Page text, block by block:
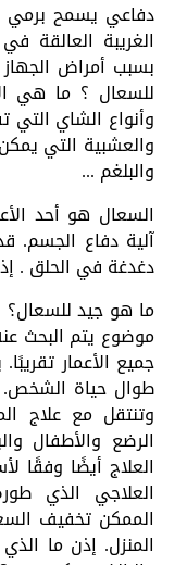
دفاعي يسمح برمي
الغريبة العالقة
بسبب أمراض
للسعال ؟ ما هي
وأنواع الشاي التي
والعشبية التي
والبلغم ...
السعال هو أحد
آلية دفاع
دغدغة في الحلق .
ما هو جيد للسعال؟
موضوع يتم البحث
جميع الأعمار
طوال حياة الشخص.
وتنتقل مع علاج
الرضع والأطفال
العلاج أيضًا وفقًا
العلاجي الذي
الممكن تخفيف
المنزل. إذن ما